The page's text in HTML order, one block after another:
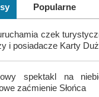
Popularne
czek
i posiadacze Karty
spektakl na
zaćmienie Słońca